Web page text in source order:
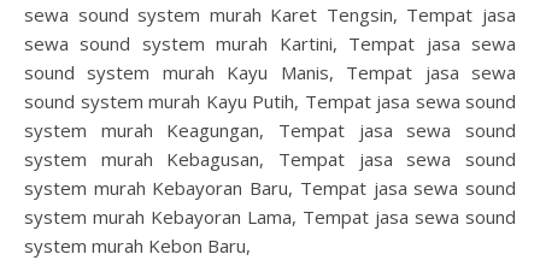
sewa sound system murah Karet Tengsin, Tempat jasa
sewa sound system murah Kartini, Tempat jasa sewa
sound system murah Kayu Manis, Tempat jasa sewa
sound system murah Kayu Putih, Tempat jasa sewa sound
system murah Keagungan, Tempat jasa sewa sound
system murah Kebagusan, Tempat jasa sewa sound
system murah Kebayoran Baru, Tempat jasa sewa sound
system murah Kebayoran Lama, Tempat jasa sewa sound
system murah Kebon Baru,